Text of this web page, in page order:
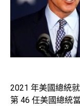
2021 年美國總統
第 46 任美國總統